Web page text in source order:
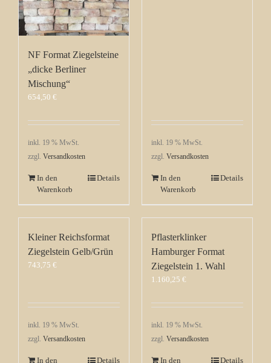
NF Format Ziegelsteine
„dicke Berliner
Mischung“
654,50 €
inkl. 19 % MwSt.
zzgl. Versandkosten
In den
Warenkorb
Details
inkl. 19 % MwSt.
zzgl. Versandkosten
In den
Warenkorb
Details
Kleiner Reichsformat
Ziegelstein Gelb/Grün
743,75 €
inkl. 19 % MwSt.
zzgl. Versandkosten
In den Details
Pflasterklinker
Hamburger Format
Ziegelstein 1. Wahl
1.160,25 €
inkl. 19 % MwSt.
zzgl. Versandkosten
In den Details